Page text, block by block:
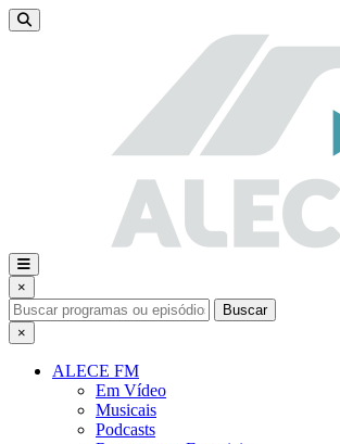
×
Buscar
×
ALECE FM
Em Vídeo
Musicais
Podcasts